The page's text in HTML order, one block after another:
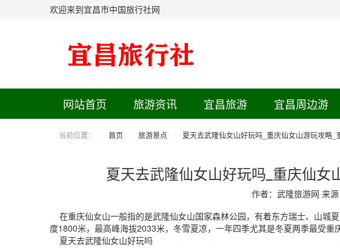
欢迎来到宜昌市中国旅行社网
网站首页 旅游资讯 宜昌旅游 宜昌周边游
当前位置： 首页 旅游景点 夏天去武隆仙女山好玩吗_重庆仙女山游玩攻略_
夏天去武隆仙女山好玩吗_重庆仙女
作者：武隆旅游网 来
在重庆仙女山一般指的是武隆仙女山国家森林公园，有着东方瑞士、山城
度1800米，最高峰海拔2033米，冬雪夏凉，一年四季尤其是冬夏两季最受重
夏天去武隆仙女山好玩吗